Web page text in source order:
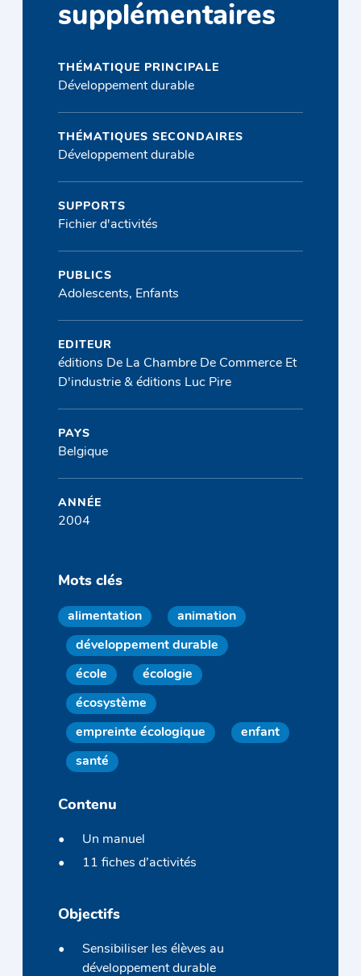
supplémentaires
THÉMATIQUE PRINCIPALE
Développement durable
THÉMATIQUES SECONDAIRES
Développement durable
SUPPORTS
Fichier d'activités
PUBLICS
Adolescents, Enfants
EDITEUR
éditions De La Chambre De Commerce Et
D'industrie & éditions Luc Pire
PAYS
Belgique
ANNÉE
2004
Mots clés
alimentation animation
développement durable
école écologie
écosystème
empreinte écologique enfant
santé
Contenu
Un manuel
11 fiches d’activités
Objectifs
Sensibiliser les élèves au
développement durable